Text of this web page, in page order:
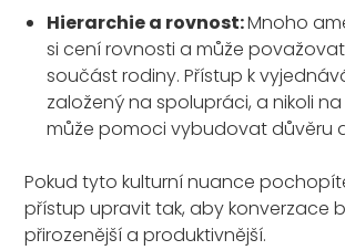
Hierarchie a rovnost:Mnoho
si cení rovnosti a může
součást rodiny. Přístup k
založený na spolupráci, a nikoli
může pomoci vybudovat důvěru
Pokud tyto kulturní nuance
přístup upravit tak, aby konverzace
přirozenější a produktivnější.